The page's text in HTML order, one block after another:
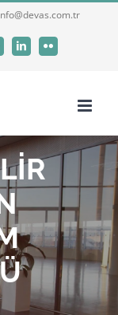
LinkedInFlickr